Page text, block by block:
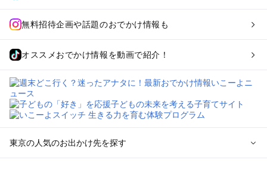
無料招待企画や話題のおでかけ情報も
オススメおでかけ情報を動画で紹介！
東京の人気のお出かけ先を探す